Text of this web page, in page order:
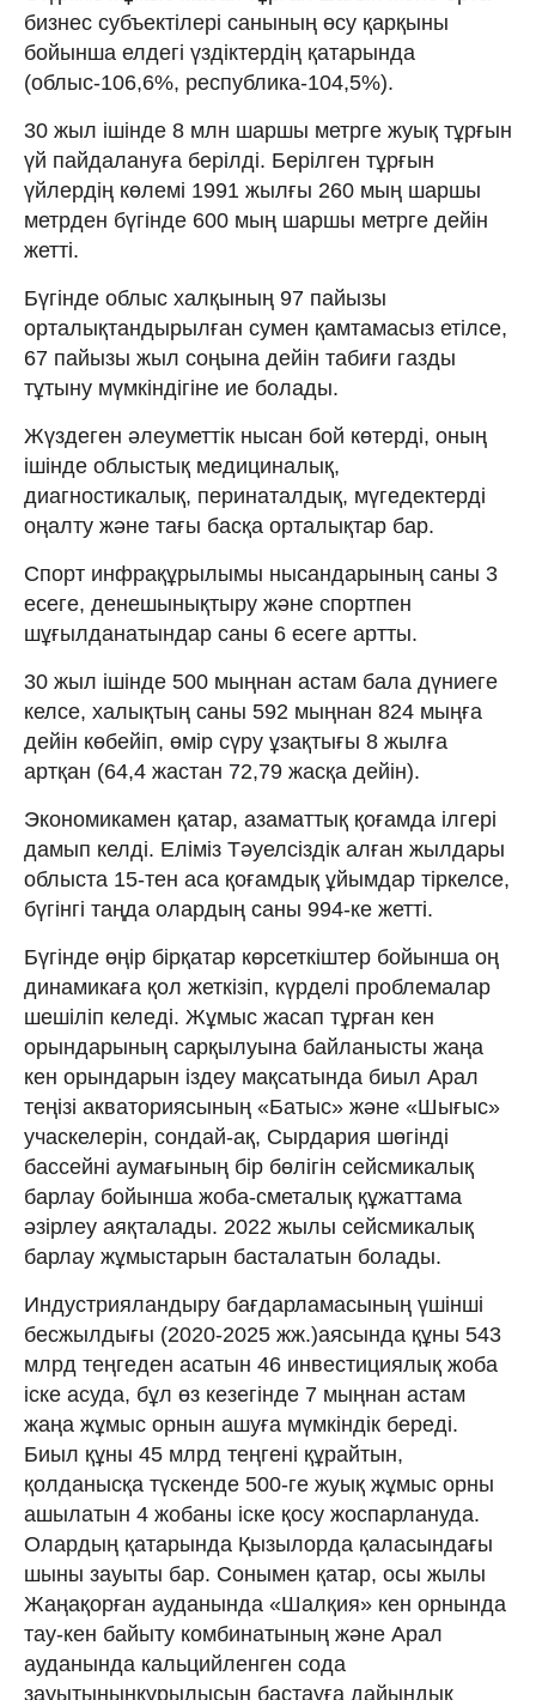
бизнес субъектілері санының өсу қарқыны
бойынша елдегі үздіктердің қатарында
(облыс-106,6%, республика-104,5%).
30 жыл ішінде 8 млн шаршы метрге жуық тұрғын
үй пайдалануға берілді. Берілген тұрғын
үйлердің көлемі 1991 жылғы 260 мың шаршы
метрден бүгінде 600 мың шаршы метрге дейін
жетті.
Бүгінде облыс халқының 97 пайызы
орталықтандырылған сумен қамтамасыз етілсе,
67 пайызы жыл соңына дейін табиғи газды
тұтыну мүмкіндігіне ие болады.
Жүздеген әлеуметтік нысан бой көтерді, оның
ішінде облыстық медициналық,
диагностикалық, перинаталдық, мүгедектерді
оңалту және тағы басқа орталықтар бар.
Спорт инфрақұрылымы нысандарының саны 3
есеге, денешынықтыру және спортпен
шұғылданатындар саны 6 есеге артты.
30 жыл ішінде 500 мыңнан астам бала дүниеге
келсе, халықтың саны 592 мыңнан 824 мыңға
дейін көбейіп, өмір сүру ұзақтығы 8 жылға
артқан (64,4 жастан 72,79 жасқа дейін).
Экономикамен қатар, азаматтық қоғамда ілгері
дамып келді. Еліміз Тәуелсіздік алған жылдары
облыста 15-тен аса қоғамдық ұйымдар тіркелсе,
бүгінгі таңда олардың саны 994-ке жетті.
Бүгінде өңір бірқатар көрсеткіштер бойынша оң
динамикаға қол жеткізіп, күрделі проблемалар
шешіліп келеді. Жұмыс жасап тұрған кен
орындарының сарқылуына байланысты жаңа
кен орындарын іздеу мақсатында биыл Арал
теңізі акваториясының «Батыс» және «Шығыс»
учаскелерін, сондай-ақ, Сырдария шөгінді
бассейні аумағының бір бөлігін сейсмикалық
барлау бойынша жоба-сметалық құжаттама
әзірлеу аяқталады. 2022 жылы сейсмикалық
барлау жұмыстарын басталатын болады.
Индустрияландыру бағдарламасының үшінші
бесжылдығы (2020-2025 жж.)аясында құны 543
млрд теңгеден асатын 46 инвестициялық жоба
іске асуда, бұл өз кезегінде 7 мыңнан астам
жаңа жұмыс орнын ашуға мүмкіндік береді.
Биыл құны 45 млрд теңгені құрайтын,
қолданысқа түскенде 500-ге жуық жұмыс орны
ашылатын 4 жобаны іске қосу жоспарлануда.
Олардың қатарында Қызылорда қаласындағы
шыны зауыты бар. Сонымен қатар, осы жылы
Жаңақорған ауданында «Шалқия» кен орнында
тау-кен байыту комбинатының және Арал
ауданында кальцийленген сода
зауытыныңқұрылысын бастауға дайындық